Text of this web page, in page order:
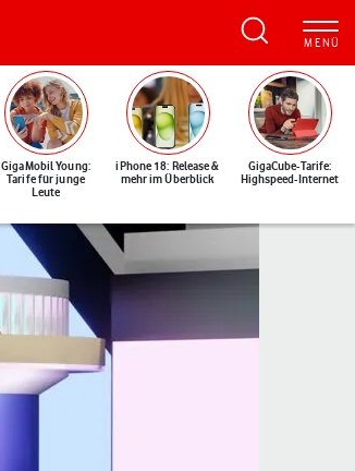
GigaMobil Young:
Tarife für junge
Leute
iPhone 18: Release &
mehr im Überblick
GigaCube-Tarife:
Highspeed-Internet